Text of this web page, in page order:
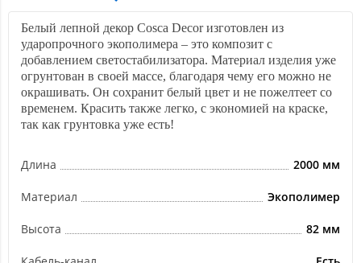
Белый лепной декор Cosca Decor изготовлен из
ударопрочного экополимера – это композит с
добавлением светостабилизатора. Материал изделия уже
огрунтован в своей массе, благодаря чему его можно не
окрашивать. Он сохранит белый цвет и не пожелтеет со
временем. Красить также легко, с экономией на краске,
так как грунтовка уже есть!
Длина 2000 мм
Материал Экополимер
Высота 82 мм